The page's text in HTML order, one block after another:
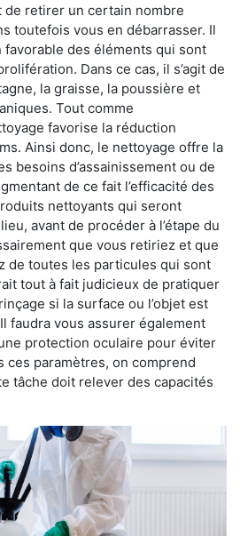
de retirer un certain nombre
toutefois vous en débarrasser. Il
des éléments qui sont
Dans ce cas, il s’agit de
la graisse, la poussière et
Tout comme
favorise la réduction
Ainsi donc, le nettoyage offre la
besoins d’assainissement ou de
de ce fait l’efficacité des
nettoyants qui seront
avant de procéder à l’étape du
que vous retiriez et que
de toutes les particules qui sont
tout à fait judicieux de pratiquer
si la surface ou l’objet est
faudra vous assurer également
protection oculaire pour éviter
ces paramètres, on comprend
tâche doit relever des capacités